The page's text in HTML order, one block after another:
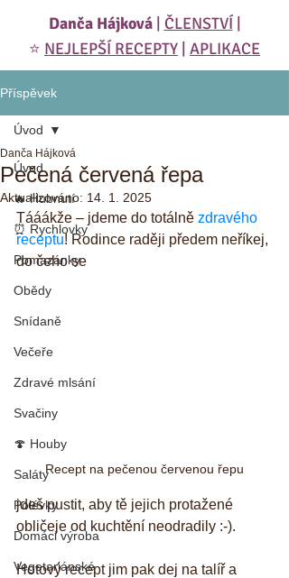
Danča Hájková| ČLENSTVÍ
⭐️ NEJLEPŠÍ RECEPTY APLIKACE
Příspěvek
Úvod
🔥 Hubnutí
⏰ Rychlovky
Pomazánky
Obědy
Snídaně
Večeře
Zdravé mlsání
Svačiny
🍄 Houby
Saláty
Polévky
Domáci výroba
Vegetariánské
Úvod
Pečená červená řepa
Danča Hájková
Aktualizováno: 14. 1. 2025
Tááákže – jdeme do totálně zdravého
receptu! Rodince raději předem neříkej,
do čeho se
Recept na pečenou červenou řepu
jdeš pustit, aby tě jejich protažené
obličeje od kuchtění neodradily :-).
Hotový recept jim pak dej na talíř a